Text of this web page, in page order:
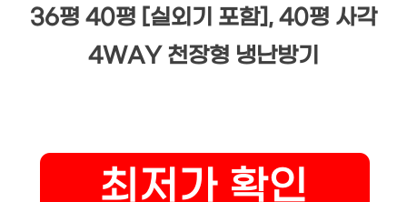
36평 40평 [실외기 포함], 40평 사각
4WAY 천장형 냉난방기